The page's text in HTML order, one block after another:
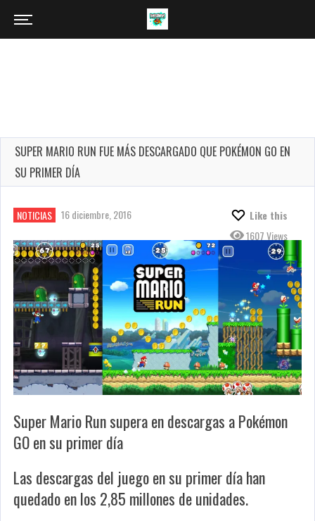
SUPER MARIO RUN FUE MÁS DESCARGADO QUE POKÉMON GO EN
SU PRIMER DÍA
NOTICIAS 16 diciembre, 2016
Like this
1607 Views
Super Mario Run supera en descargas a Pokémon
GO en su primer día
Las descargas del juego en su primer día han
quedado en los 2,85 millones de unidades.